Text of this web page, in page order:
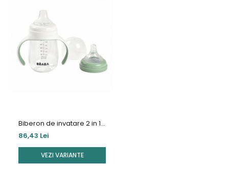
Biberon de invatare 2 in 1
din Tritan Beaba 210 ml
86,43 Lei
VEZI VARIANTE